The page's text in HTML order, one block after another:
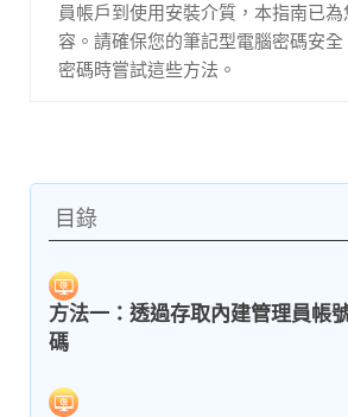
員帳戶到使用安裝介質，本指南已
容。請確保您的筆記型電腦密碼安
密碼時嘗試這些方法。
目錄
方法一：透過存取內建管理員帳
碼